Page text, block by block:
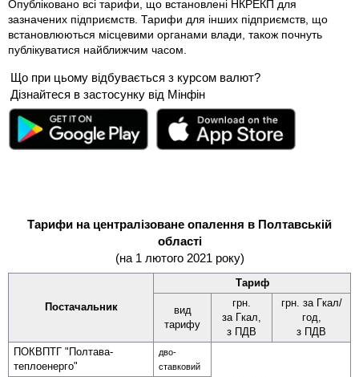
Опубліковано всі тарифи, що встановлені НКРЕКП для
зазначених підприємств. Тарифи для інших підприємств, що
встановлюються місцевими органами влади, також почнуть
публікуватися найближчим часом.
Що при цьому відбувається з курсом валют?
Дізнайтеся в застосунку від Мінфін
Тарифи на централізоване опалення в Полтавській
області
(на 1 лютого 2021 року)
Постачальник
Тариф
вид
тарифу
грн.
за Гкал,
з ПДВ
грн. за Гкал/
год,
з ПДВ
ПОКВПТГ "Полтава­
теплоенерго"
дво­
ставковий